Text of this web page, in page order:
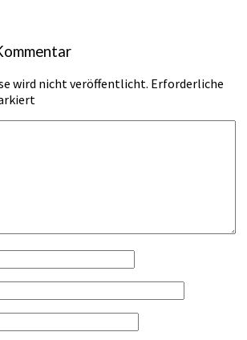
wird nicht veröffentlicht. Erforderliche